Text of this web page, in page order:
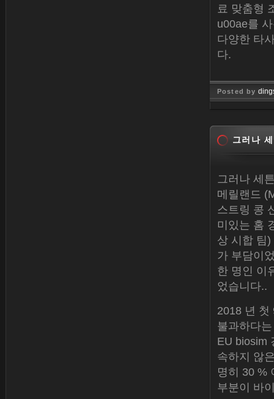
료 맞춤형
u00ae를
다양한 타
다.
Posted by
그러나
그러나 세
메릴랜드
스트링 콩
미있는 홈
상 시합 팀
가 부담이
한 명인 이
었습니다..
2018 년 첫
불과하다
EU biosim
속하지 않
명히 30 %
부분이 바